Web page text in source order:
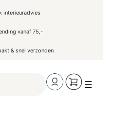
interieuradvies
vanaf 75,-
& snel verzonden